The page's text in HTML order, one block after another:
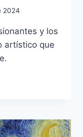
2024
y los
artístico que